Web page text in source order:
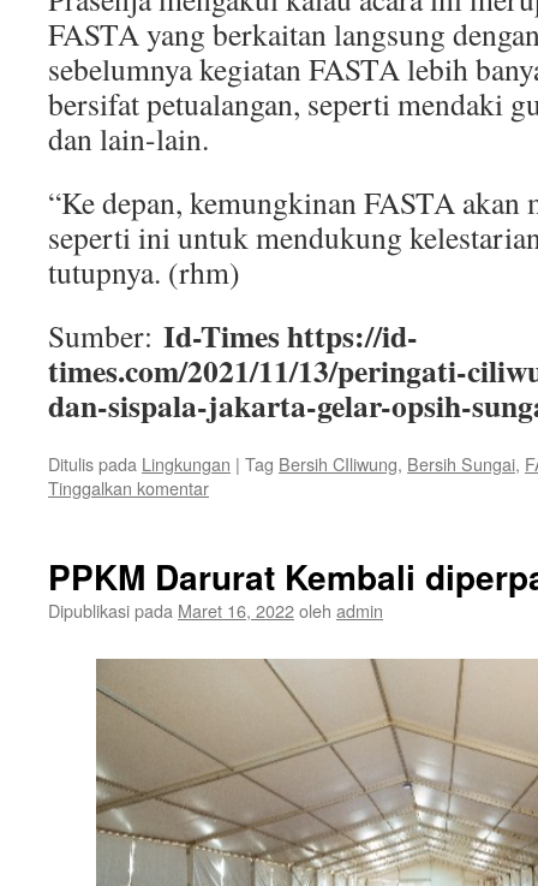
FASTA yang berkaitan langsung
sebelumnya kegiatan FASTA lebih
bersifat petualangan, seperti mendaki
dan lain-lain.
“Ke depan, kemungkinan FASTA akan
seperti ini untuk mendukung
tutupnya. (rhm)
Sumber: Id-Times https://id-
times.com/2021/11/13/peringati-
dan-sispala-jakarta-gelar-opsih-
Ditulis pada Lingkungan | Tag Bersih CIliwung, Bersih Sungai,
Tinggalkan komentar
PPKM Darurat Kembali
Dipublikasi pada Maret 16, 2022oleh admin